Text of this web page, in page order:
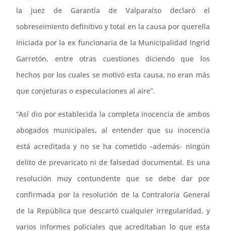
la juez de Garantía de Valparaíso declaró el
sobreseimiento definitivo y total en la causa por querella
iniciada por la ex funcionaria de la Municipalidad Ingrid
Garretón, entre otras cuestiones diciendo que los
hechos por los cuales se motivó esta causa, no eran más
que conjeturas o especulaciones al aire”.
“Así dio por establecida la completa inocencia de ambos
abogados municipales, al entender que su inocencia
está acreditada y no se ha cometido –además- ningún
delito de prevaricato ni de falsedad documental. Es una
resolución muy contundente que se debe dar por
confirmada por la resolución de la Contraloría General
de la República que descartó cualquier irregularidad, y
varios informes policiales que acreditaban lo que esta